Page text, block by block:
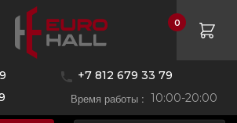
+7 812 679 33 79
Время работы : 10:00-20:00
0